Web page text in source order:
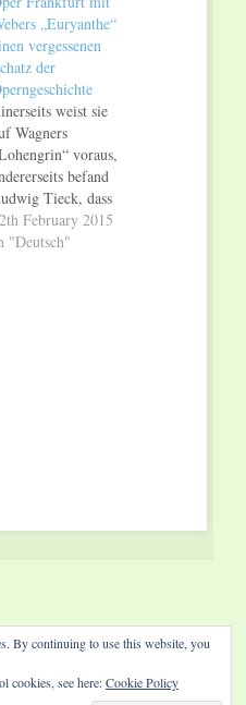
„Euryanthe“
vergessenen
der
weist sie
Wagners
voraus,
befand
Tieck, dass
„Sachen seien,
die ihn Gluck und
February 2015
"Deutsch"
By continuing to use this website, you
cookies, see here:Cookie Policy